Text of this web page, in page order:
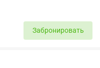
Забронировать